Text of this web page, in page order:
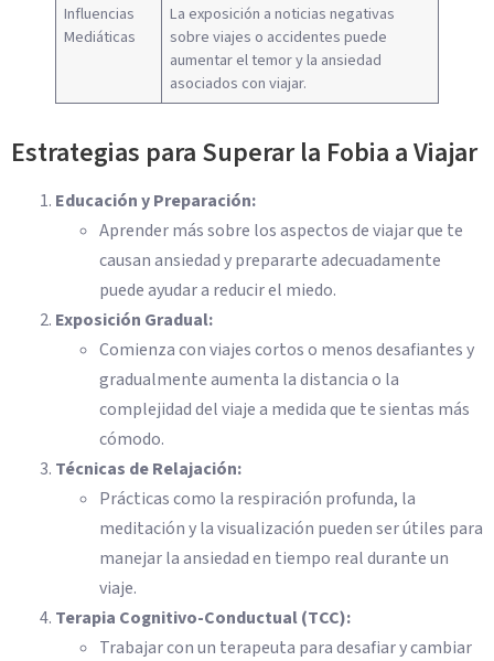
Influencias
Mediáticas
La exposición a noticias negativas
sobre viajes o accidentes puede
aumentar el temor y la ansiedad
asociados con viajar.
Estrategias para Superar la Fobia a Viajar
Educación y Preparación:
Aprender más sobre los aspectos de viajar que te
causan ansiedad y prepararte adecuadamente
puede ayudar a reducir el miedo.
Exposición Gradual:
Comienza con viajes cortos o menos desafiantes y
gradualmente aumenta la distancia o la
complejidad del viaje a medida que te sientas más
cómodo.
Técnicas de Relajación:
Prácticas como la respiración profunda, la
meditación y la visualización pueden ser útiles para
manejar la ansiedad en tiempo real durante un
viaje.
Terapia Cognitivo-Conductual (TCC):
Trabajar con un terapeuta para desafiar y cambiar